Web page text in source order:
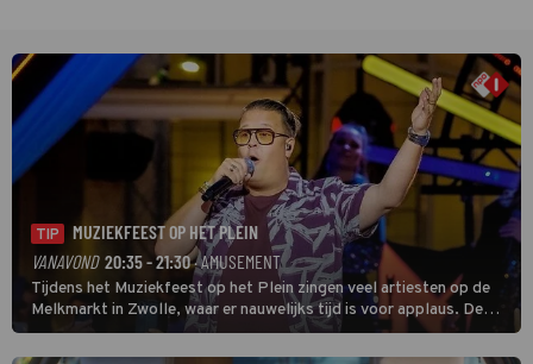
TIP
MUZIEKFEEST OP HET PLEIN
VANAVOND 20:35 - 21:30· AMUSEMENT
Tijdens het Muziekfeest op het Plein zingen veel artiesten op de
Melkmarkt in Zwolle, waar er nauwelijks tijd is voor applaus. De
grootste namen zijn André Hazes, Jannes, René Froger en
natuurlijk Rutger van Barneveld met zijn hit Zwoele Zomernachten.